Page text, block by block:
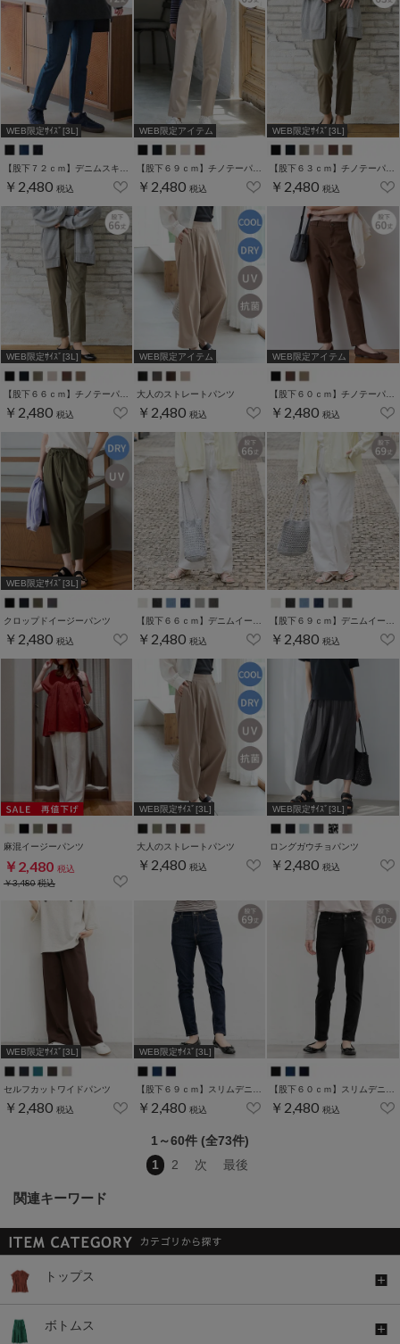
WEB限定ｻｲｽﾞ[3L]
￥2,480 税込
WEB限定アイテム
￥2,480 税込
WEB限定ｻｲｽﾞ[3L]
￥2,480 税込
WEB限定ｻｲｽﾞ[3L]
￥2,480 税込
WEB限定アイテム
大人のストレートパンツ
￥2,480 税込
WEB限定アイテム
￥2,480 税込
WEB限定ｻｲｽﾞ[3L]
クロップドイージーパンツ
￥2,480 税込 ￥2,480 税込 ￥2,480 税込
麻混イージーパンツ
￥2,480 税込
￥3,480税込
WEB限定ｻｲｽﾞ[3L]
大人のストレートパンツ
￥2,480 税込
WEB限定ｻｲｽﾞ[3L]
ロングガウチョパンツ
￥2,480 税込
WEB限定ｻｲｽﾞ[3L]
セルフカットワイドパンツ
￥2,480 税込
WEB限定ｻｲｽﾞ[3L]
￥2,480 税込 ￥2,480 税込
1～60件 (全73件)
1
2 次 最後
関連キーワード
トップス
ボトムス